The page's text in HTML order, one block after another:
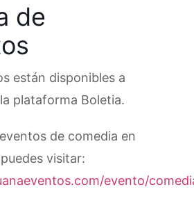
de
están disponibles a
plataforma Boletia.
de comedia en
visitar:
evento/